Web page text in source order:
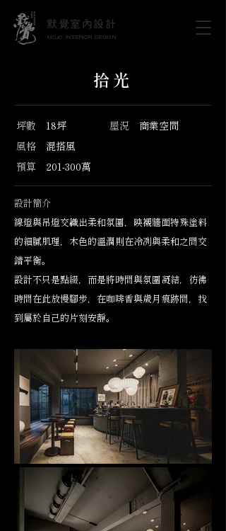
MOJO INTERIOR DESIGN
默覺室內設計
拾光
坪數 18坪 屋況 商業空間
風格 混搭風
預算 201-300萬
設計簡介
線燈與吊燈交織出柔和氛圍，映襯牆面特殊塗料
的細膩肌理，木色的溫潤則在冷冽與柔和之間交
錯平衡。
設計不只是點綴，而是將時間與氛圍凝結，彷彿
時間在此放慢腳步，在咖啡香與歲月痕跡間，找
到屬於自己的片刻安靜。